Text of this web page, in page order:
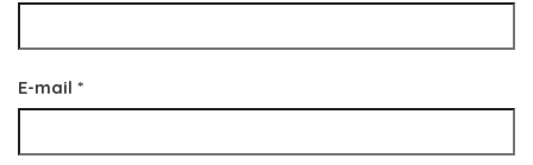
E-mail *